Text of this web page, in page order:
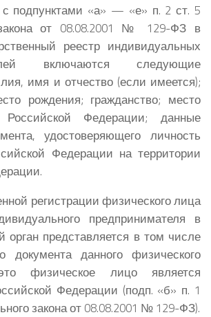
с подпунктами «а» — «е» п. 2 ст. 5
от 08.08.2001 № 129-ФЗ в
реестр индивидуальных
включаются следующие
имя и отчество (если имеется);
рождения; гражданство; место
Федерации; данные
удостоверяющего личность
Федерации на территории
регистрации физического лица
предпринимателя в
орган представляется в том числе
документа данного физического
физическое лицо является
Федерации (подп. «б» п. 1
закона от 08.08.2001 № 129-ФЗ).